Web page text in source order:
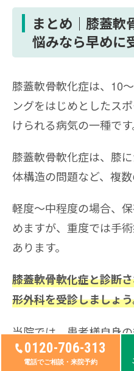
0120-706-313
電話でご相談・来院予約
まとめ｜膝蓋軟
悩みなら早めに
膝蓋軟骨軟化症は、10
ングをはじめとしたス
けられる病気の一種です
膝蓋軟骨軟化症は、膝
体構造の問題など、複数
軽度〜中程度の場合、
めますが、重度では手
あります。
膝蓋軟骨軟化症と診断
形外科を受診しましょ
当院では、患者様自身
生医療」も選択可能です。